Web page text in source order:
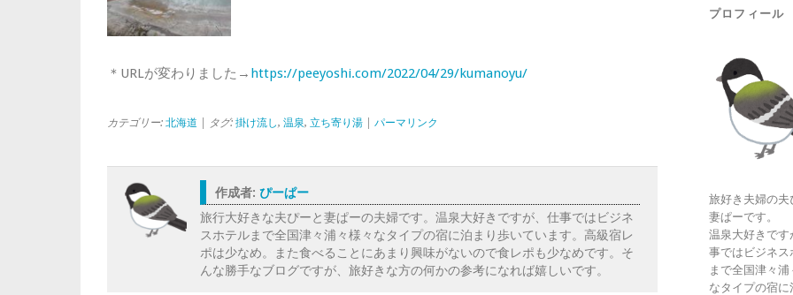
＊URLが変わりました→ https://peeyoshi.com/2022/04/29/kumanoyu/
カテゴリー: 北海道 | タグ: 掛け流し, 温泉, 立ち寄り湯 パーマリンク
作成者: ぴーぱー
旅行大好きな夫ぴーと妻ぱーの夫婦です。温泉大好きですが、仕事ではビジネ
スホテルまで全国津々浦々様々なタイプの宿に泊まり歩いています。高級宿レ
ポは少なめ。また食べることにあまり興味がないので食レポも少なめです。そ
んな勝手なブログですが、旅好きな方の何かの参考になれば嬉しいです。
プロフィール
旅好き夫婦の夫
妻ぱーです。
温泉大好きです
事ではビジネス
まで全国津々浦
なタイプの宿に